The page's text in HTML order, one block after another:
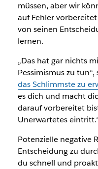
müssen, aber wir
auf Fehler
von seinen
lernen.
„Das hat gar nichts
Pessimismus zu
das Schlimmste zu
es dich und macht
darauf vorbereitet
Unerwartetes
Potenzielle negative
Entscheidung zu
du schnell und